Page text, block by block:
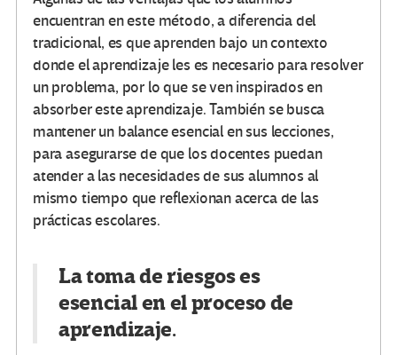
encuentran en este método, a diferencia del
tradicional, es que aprenden bajo un contexto
donde el aprendizaje les es necesario para resolver
un problema, por lo que se ven inspirados en
absorber este aprendizaje. También se busca
mantener un balance esencial en sus lecciones,
para asegurarse de que los docentes puedan
atender a las necesidades de sus alumnos al
mismo tiempo que reflexionan acerca de las
prácticas escolares.
La toma de riesgos es
esencial en el proceso de
aprendizaje.